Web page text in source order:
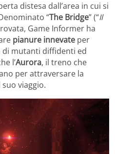
distesa dall’area in cui si
“The Bridge” (“Il
Game Informer ha
pianure innevate per
mutanti diffidenti ed
l’Aurora, il treno che
per attraversare la
viaggio.